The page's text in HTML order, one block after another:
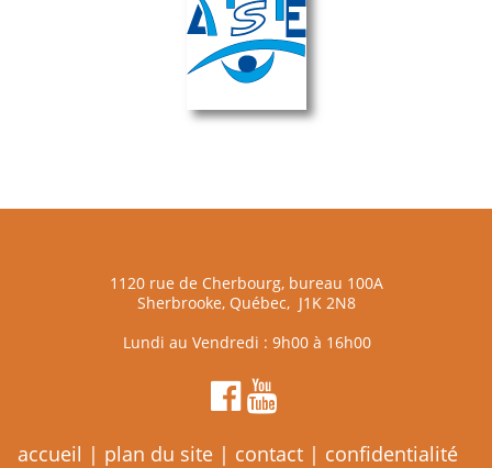
1120 rue de Cherbourg, bureau 100A
Sherbrooke, Québec, J1K 2N8
Lundi au Vendredi : 9h00 à 16h00
accueil | plan du site | contact | confidentialité